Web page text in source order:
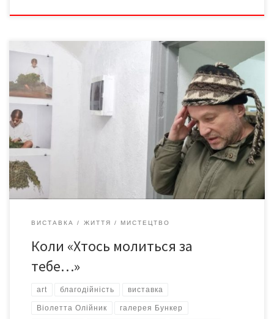
Українці в тилу допомагають тримати оборону своїм рідним-
фронтовикам усіма можливими способами. Про чернівецьких
митців, які долучили до боротьби за збереження нашої
свободи мистецтво з усього світу, започаткувавши
міжнародний проєкт «Someone Prays for You» («Хтось молиться
за тебе»), розповідає інтернет-видання Parlament.ua. Проєкт
триває на онлайн-платформі практично від початку
повномасштабного вторгнення. А нещодавно […]
ВИСТАВКА ЖИТТЯ МИСТЕЦТВО
Коли «Хтось молиться за
тебе…»
art благодійність виставка
Віолетта Олійник галерея Бункер